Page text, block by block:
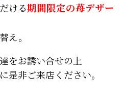
ける期間限定の苺デザー
え。
をお誘い合せの上
是非ご来店ください。